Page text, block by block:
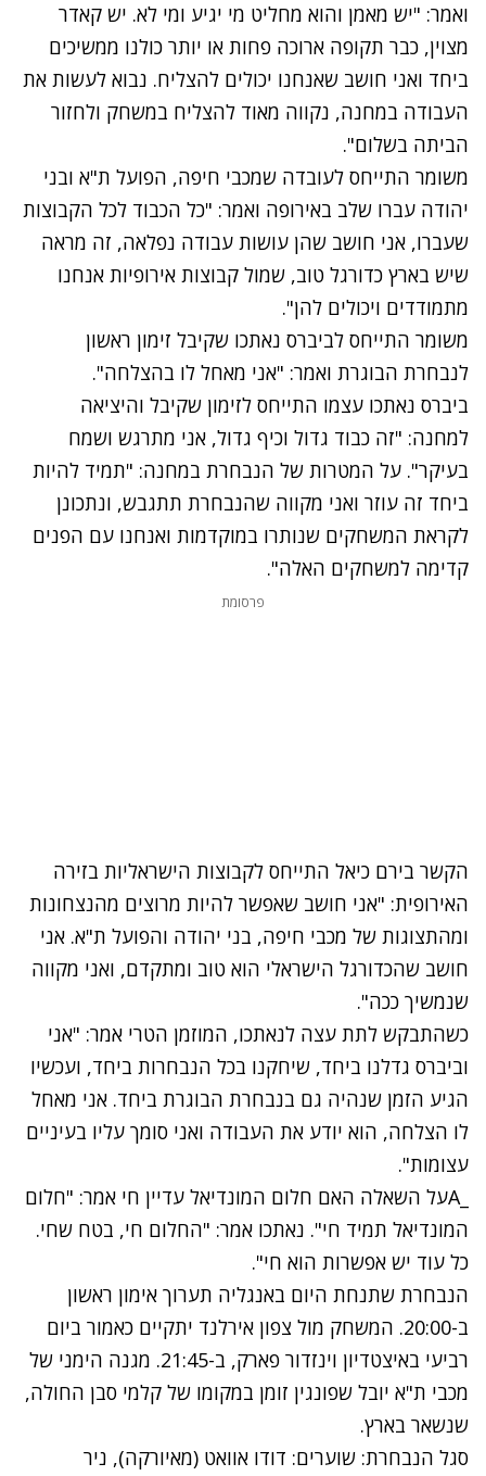
ואמר: "יש מאמן והוא מחליט מי יגיע ומי לא. יש קאדר
מצוין, כבר תקופה ארוכה פחות או יותר כולנו ממשיכים
ביחד ואני חושב שאנחנו יכולים להצליח. נבוא לעשות את
העבודה במחנה, נקווה מאוד להצליח במשחק ולחזור
הביתה בשלום".
משומר התייחס לעובדה שמכבי חיפה, הפועל ת"א ובני
יהודה עברו שלב באירופה ואמר: "כל הכבוד לכל הקבוצות
שעברו, אני חושב שהן עושות עבודה נפלאה, זה מראה
שיש בארץ כדורגל טוב, שמול קבוצות אירופיות אנחנו
מתמודדים ויכולים להן".
משומר התייחס לביברס נאתכו שקיבל זימון ראשון
לנבחרת הבוגרת ואמר: "אני מאחל לו בהצלחה".
ביברס נאתכו עצמו התייחס לזימון שקיבל והיציאה
למחנה: "זה כבוד גדול וכיף גדול, אני מתרגש ושמח
בעיקר". על המטרות של הנבחרת במחנה: "תמיד להיות
ביחד זה עוזר ואני מקווה שהנבחרת תתגבש, ונתכונן
לקראת המשחקים שנותרו במוקדמות ואנחנו עם הפנים
קדימה למשחקים האלה".
פרסומת
הקשר בירם כיאל התייחס לקבוצות הישראליות בזירה
האירופית: "אני חושב שאפשר להיות מרוצים מהנצחונות
ומהתצוגות של מכבי חיפה, בני יהודה והפועל ת"א. אני
חושב שהכדורגל הישראלי הוא טוב ומתקדם, ואני מקווה
שנמשיך ככה".
כשהתבקש לתת עצה לנאתכו, המוזמן הטרי אמר: "אני
וביברס גדלנו ביחד, שיחקנו בכל הנבחרות ביחד, ועכשיו
הגיע הזמן שנהיה גם בנבחרת הבוגרת ביחד. אני מאחל
לו הצלחה, הוא יודע את העבודה ואני סומך עליו בעיניים
עצומות".
_Aעל השאלה האם חלום המונדיאל עדיין חי אמר: "חלום
המונדיאל תמיד חי". נאתכו אמר: "החלום חי, בטח שחי.
כל עוד יש אפשרות הוא חי".
הנבחרת שתנחת היום באנגליה תערוך אימון ראשון
ב-20:00. המשחק מול צפון אירלנד יתקיים כאמור ביום
רביעי באיצטדיון וינזדור פארק, ב-21:45. מגנה הימני של
מכבי ת"א יובל שפונגין זומן במקומו של קלמי סבן החולה,
שנשאר בארץ.
סגל הנבחרת: שוערים: דודו אוואט (מאיורקה), ניר